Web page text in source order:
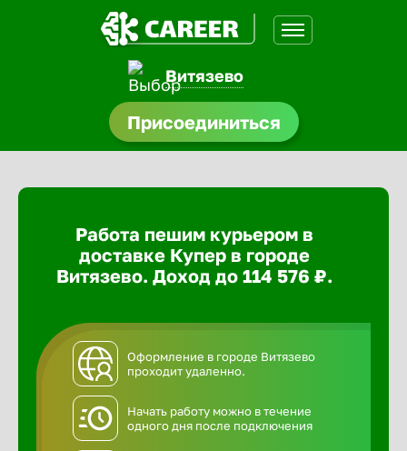
Витязево
Присоединиться
Работа пешим курьером в
доставке Купер в городе
Витязево. Доход до 114 576 ₽.
Оформление в городе Витязево
проходит удаленно.
Начать работу можно в течение
одного дня после подключения